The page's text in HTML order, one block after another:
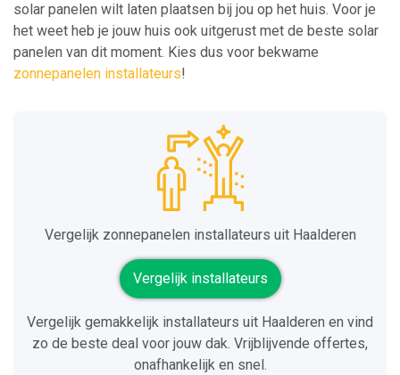
solar panelen wilt laten plaatsen bij jou op het huis. Voor je
het weet heb je jouw huis ook uitgerust met de beste solar
panelen van dit moment. Kies dus voor bekwame
zonnepanelen installateurs!
Vergelijk zonnepanelen installateurs uit Haalderen
Vergelijk installateurs
Vergelijk gemakkelijk installateurs uit Haalderen en vind
zo de beste deal voor jouw dak. Vrijblijvende offertes,
onafhankelijk en snel.